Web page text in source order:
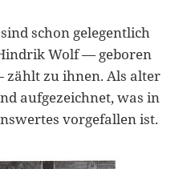
schon gelegentlich
Wolf — geboren
zählt zu ihnen. Als alter
aufgezeichnet, was in
vorgefallen ist.